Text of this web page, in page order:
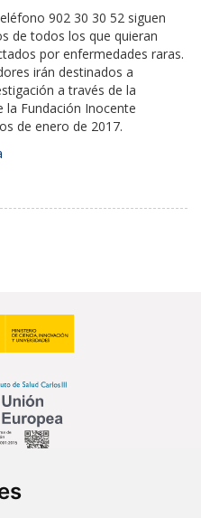
902 30 30 52 siguen
de todos los que quieran
por enfermedades raras.
irán destinados a
a través de la
la Fundación Inocente
de enero de 2017.
en...